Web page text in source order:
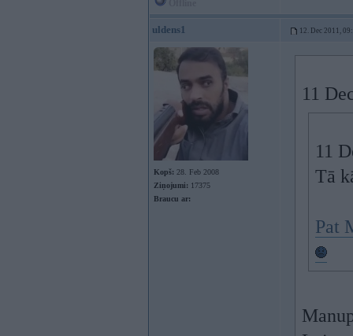
uldens1 12. Dec 2011,
Kopš: 28. Feb 2008
Ziņojumi: 17375
Braucu ar:
11
11
Tā
Pat